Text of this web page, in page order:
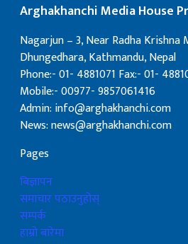
Arghakhanchi Media House
Nagarjun – 3, Near Radha Krishna
Dhungedhara, Kathmandu, Nepal
Phone:- 01- 4881071 Fax:- 01-
Mobile:- 00977- 9857061416
Admin: info@arghakhanchi.com
News: news@arghakhanchi.com
Pages
बिज्ञापन
समाचार पठाउनुहोस्
सम्पर्क
हाम्रो बारेमा